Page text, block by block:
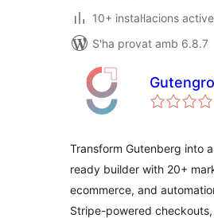
10+ instal·lacions
S'ha provat amb 6.8.7
Transform Gutenberg into
ready builder with 20+
ecommerce, and
Stripe-powered